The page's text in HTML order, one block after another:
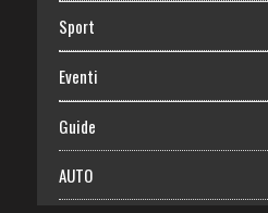
Sport
Eventi
Guide
AUTO